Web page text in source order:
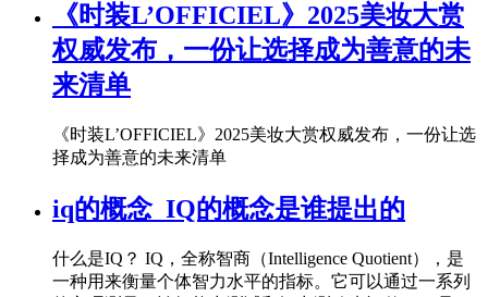
《时装L’OFFICIEL》2025美妆大赏
权威发布，一份让选择成为善意的未
来清单
《时装L’OFFICIEL》2025美妆大赏权威发布，一份让选
择成为善意的未来清单
iq的概念_IQ的概念是谁提出的
什么是IQ？ IQ，全称智商（Intelligence Quotient），是
一种用来衡量个体智力水平的指标。它可以通过一系列